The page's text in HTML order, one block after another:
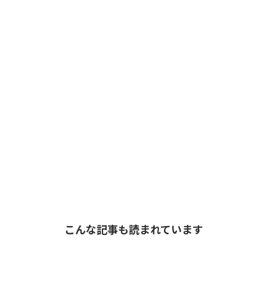
こんな記事も読まれています